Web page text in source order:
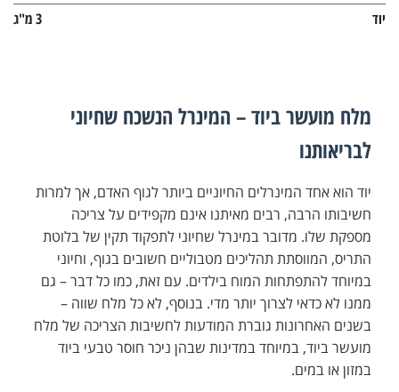
יוד
3 מ"ג
מלח מועשר ביוד – המינרל הנשכח שחיוני
לבריאותנו
יוד הוא אחד המינרלים החיוניים ביותר לגוף האדם, אך למרות
חשיבותו הרבה, רבים מאיתנו אינם מקפידים על צריכה
מספקת שלו. מדובר במינרל שחיוני לתפקוד תקין של בלוטת
התריס, המווסתת תהליכים מטבוליים חשובים בגוף, וחיוני
במיוחד להתפתחות המוח בילדים. עם זאת, כמו כל דבר – גם
ממנו לא כדאי לצרוך יותר מדי. בנוסף, לא כל מלח שווה –
בשנים האחרונות גוברת המודעות לחשיבות הצריכה של מלח
מועשר ביוד, במיוחד במדינות שבהן ניכר חוסר טבעי ביוד
במזון או במים.